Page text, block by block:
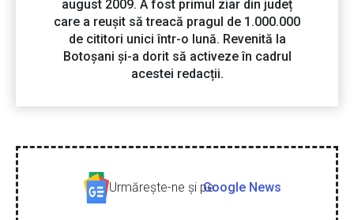
august 2009. A fost primul ziar din județ
care a reușit să treacă pragul de 1.000.000
de cititori unici într-o lună. Revenită la
Botoșani și-a dorit să activeze în cadrul
acestei redacții.
Urmăreşte-ne şi peGoogle News